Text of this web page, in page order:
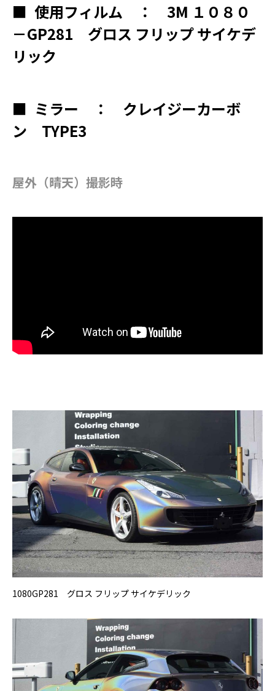
■ 使用フィルム ： 3M １０８０
－GP281 グロス フリップ サイケデ
リック
■ ミラー ： クレイジーカーボ
ン TYPE3
屋外（晴天）撮影時
1080GP281 グロス フリップ サイケデリック